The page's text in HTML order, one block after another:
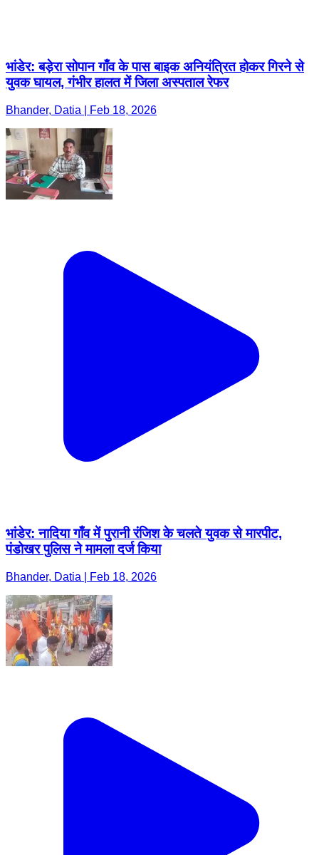
भांडेर: बड़ेरा सोपान गाँव के पास बाइक अनियंत्रित होकर गिरने से
युवक घायल, गंभीर हालत में जिला अस्पताल रेफर
Bhander, Datia | Feb 18, 2026
भांडेर: नादिया गाँव में पुरानी रंजिश के चलते युवक से मारपीट,
पंडोखर पुलिस ने मामला दर्ज किया
Bhander, Datia | Feb 18, 2026